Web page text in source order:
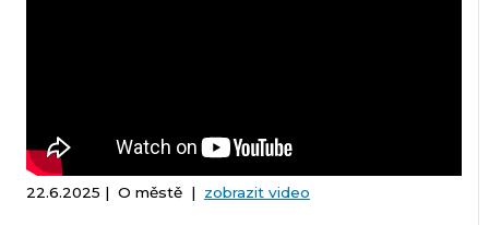
22.6.2025 | O městě | zobrazit video